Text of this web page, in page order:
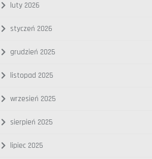
luty 2026
styczeń 2026
grudzień 2025
listopad 2025
wrzesień 2025
sierpień 2025
lipiec 2025